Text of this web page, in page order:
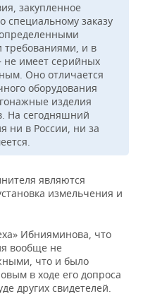
закупленное
специальному заказу
определенными
требованиями, и в
не имеет серийных
Оно отличается
оборудования
изделия
На сегодняшний
ни в России, ни за
являются
измельчения и
Ибнияминова, что
вообще не
что и было
в ходе его допроса
других свидетелей.